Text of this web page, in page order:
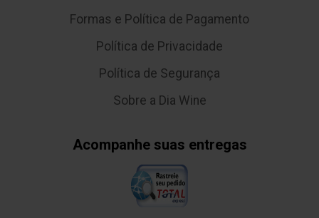
Formas e Política de Pagamento
Política de Privacidade
Política de Segurança
Sobre a Dia Wine
Acompanhe suas entregas